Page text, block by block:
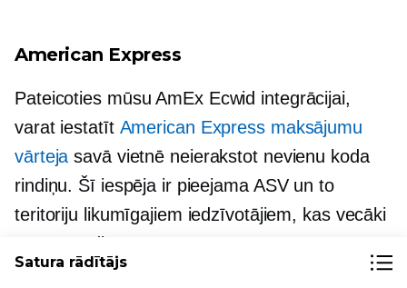
American Express
Pateicoties mūsu AmEx Ecwid integrācijai,
varat iestatīt American Express maksājumu
vārteja savā vietnē neierakstot nevienu koda
rindiņu. Šī iespēja ir pieejama ASV un to
teritoriju likumīgajiem iedzīvotājiem, kas vecāki
par 18 gadiem.
Satura rādītājs